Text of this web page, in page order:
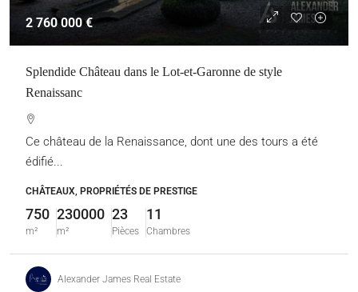
2 760 000 €
Splendide Château dans le Lot-et-Garonne de style
Renaissanc
Ce château de la Renaissance, dont une des tours a été
édifié...
CHÂTEAUX, PROPRIÉTÉS DE PRESTIGE
750
m²
230000
m²
23
Pièces
11
Chambres
Alexander James Real Estate